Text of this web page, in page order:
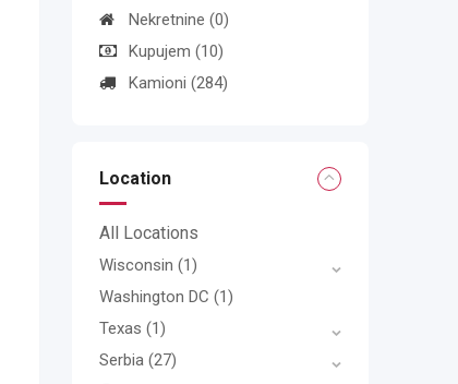
Nekretnine (0)
Kupujem (10)
Kamioni (284)
Location
All Locations
Wisconsin (1)
Washington DC (1)
Texas (1)
Serbia (27)